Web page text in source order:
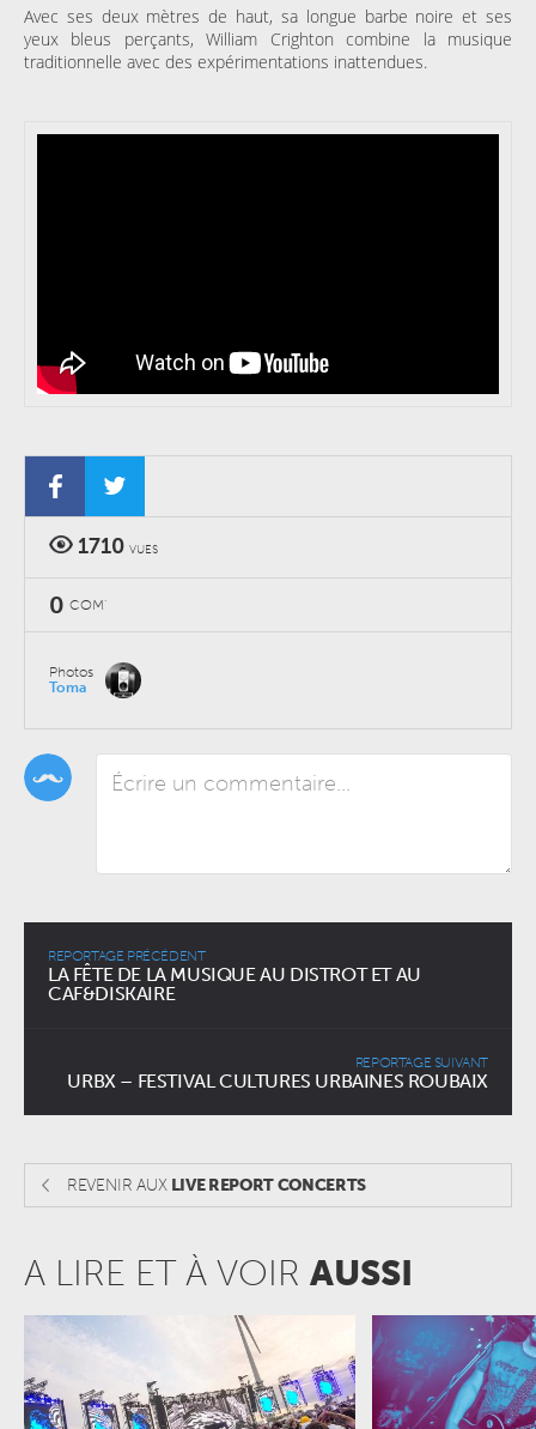
Avec ses deux mètres de haut, sa longue barbe noire et ses
yeux bleus perçants, William Crighton combine la musique
traditionnelle avec des expérimentations inattendues.
1710 VUES
0 COM'
Photos
Toma
REPORTAGE PRÉCÉDENT
LA FÊTE DE LA MUSIQUE AU DISTROT ET AU
CAF&DISKAIRE
REPORTAGE SUIVANT
URBX – FESTIVAL CULTURES URBAINES ROUBAIX
REVENIR AUX LIVE REPORT CONCERTS
A LIRE ET À VOIR AUSSI